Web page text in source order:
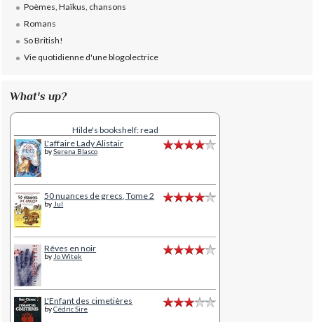
Poèmes, Haïkus, chansons
Romans
So British!
Vie quotidienne d'une blogolectrice
What's up?
Hilde's bookshelf: read
L'affaire Lady Alistair
bySerena Blasco
50 nuances de grecs, Tome 2
byJul
Rêves en noir
byJo Witek
L'Enfant des cimetières
byCédric Sire